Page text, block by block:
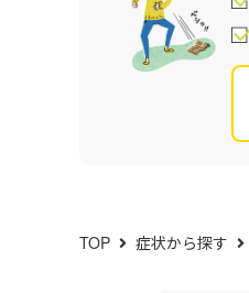
TOP 症状から探す